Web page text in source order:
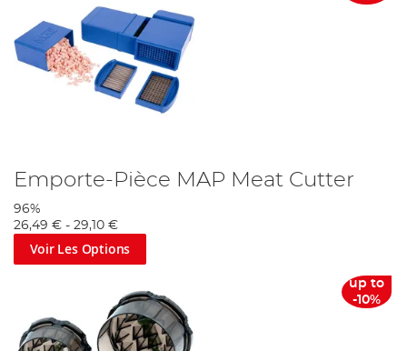
Emporte-Pièce MAP Meat Cutter
96%
26,49 € - 29,10 €
Voir Les Options
up to
-10%